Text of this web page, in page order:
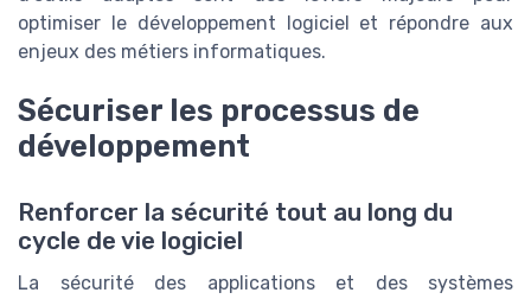
optimiser le développement logiciel et répondre aux
enjeux des métiers informatiques.
Sécuriser les processus de
développement
Renforcer la sécurité tout au long du
cycle de vie logiciel
La sécurité des applications et des systèmes